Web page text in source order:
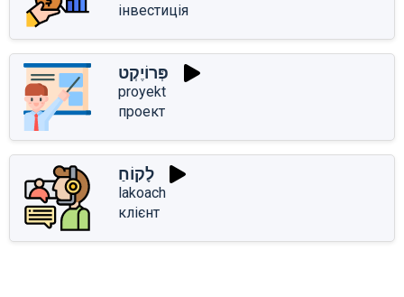
інвестиція
פְּרוֹיֶקְט
proyekt
проект
לָקוֹחַ
lakoach
клієнт